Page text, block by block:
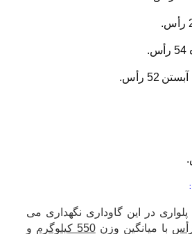
پلواری در این گاوداری نگهداری می
با میانگین وزن550 کیلوگرم
و